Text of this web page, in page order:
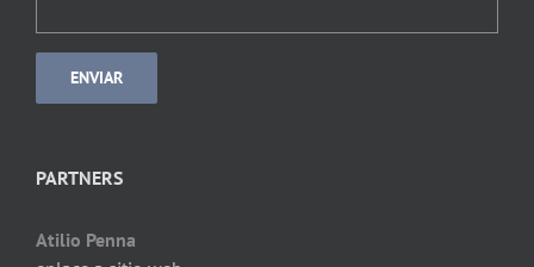
PARTNERS
Atilio Penna